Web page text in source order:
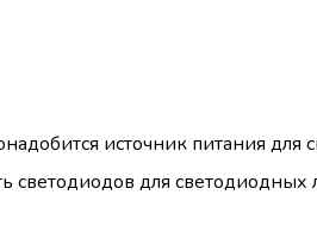
источник питания для
светодиодов для светодиодных